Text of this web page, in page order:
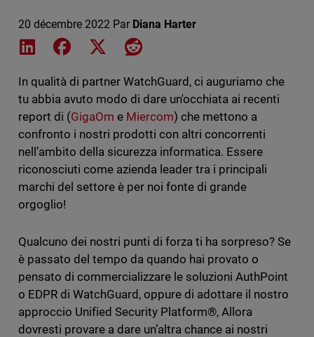
20 décembre 2022 Par Diana Harter
Share on LinkedIn
Share on Facebook
Share on XShare on Reddit
In qualità di partner WatchGuard, ci auguriamo che
tu abbia avuto modo di dare un'occhiata ai recenti
report di (GigaOm e Miercom) che mettono a
confronto i nostri prodotti con altri concorrenti
nell’ambito della sicurezza informatica. Essere
riconosciuti come azienda leader tra i principali
marchi del settore è per noi fonte di grande
orgoglio!
Qualcuno dei nostri punti di forza ti ha sorpreso? Se
è passato del tempo da quando hai provato o
pensato di commercializzare le soluzioni AuthPoint
o EDPR di WatchGuard, oppure di adottare il nostro
approccio Unified Security Platform®, Allora
dovresti provare a dare un’altra chance ai nostri